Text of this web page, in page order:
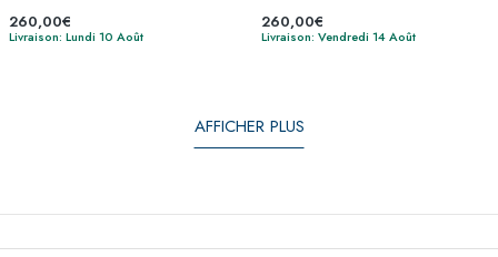
260,00€
Livraison: Lundi 10 Août
260,00€
Livraison: Vendredi 14 Août
AFFICHER PLUS